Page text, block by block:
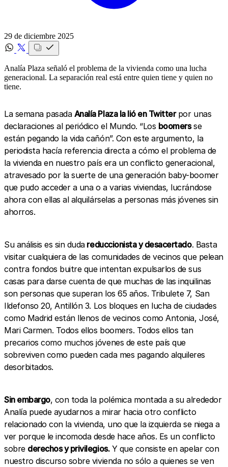
29 de diciembre 2025
Analía Plaza señaló el problema de la vivienda como una lucha
generacional. La separación real está entre quien tiene y quien no
tiene.
La semana pasada Analía Plaza la lió en Twitterpor unas
declaraciones al periódico el Mundo. “Los boomersse
están pegando la vida cañón”. Con este argumento, la
periodista hacía referencia directa a cómo el problema de
la vivienda en nuestro país era un conflicto generacional,
atravesado por la suerte de una generación baby-boomer
que pudo acceder a una o a varias viviendas, lucrándose
ahora con ellas al alquilárselas a personas más jóvenes sin
ahorros.
Su análisis es sin dudareduccionista y desacertado. Basta
visitar cualquiera de las comunidades de vecinos que pelean
contra fondos buitre que intentan expulsarlos de sus
casas para darse cuenta de que muchas de las inquilinas
son personas que superan los 65 años. Tribulete 7, San
Ildefonso 20, Antillón 3. Los bloques en lucha de ciudades
como Madrid están llenos de vecinos como Antonia, José,
Mari Carmen. Todos ellos boomers. Todos ellos tan
precarios como muchos jóvenes de este país que
sobreviven como pueden cada mes pagando alquileres
desorbitados.
Sin embargo, con toda la polémica montada a su alrededor
Analía puede ayudarnos a mirar hacia otro conflicto
relacionado con la vivienda, uno que la izquierda se niega a
ver porque le incomoda desde hace años. Es un conflicto
sobre derechos y privilegios.Y que consiste en apelar con
nuestro discurso sobre vivienda no sólo a quienes se ven